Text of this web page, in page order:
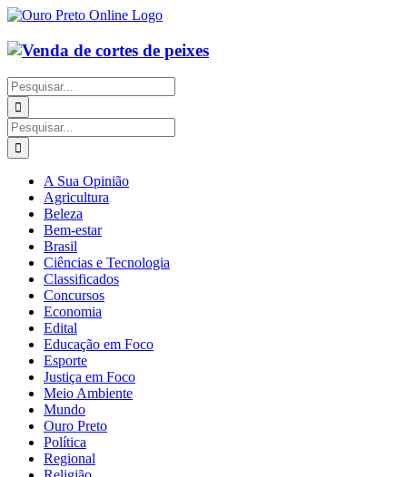
Ir
o
conteúdo
Buscar
resultados
para:
Buscar
resultados
para:
A Sua Opinião
Agricultura
Beleza
Bem-estar
Brasil
Ciências e Tecnologia
Classificados
Concursos
Economia
Edital
Educação em Foco
Esporte
Justiça em Foco
Meio Ambiente
Mundo
Ouro Preto
Política
Regional